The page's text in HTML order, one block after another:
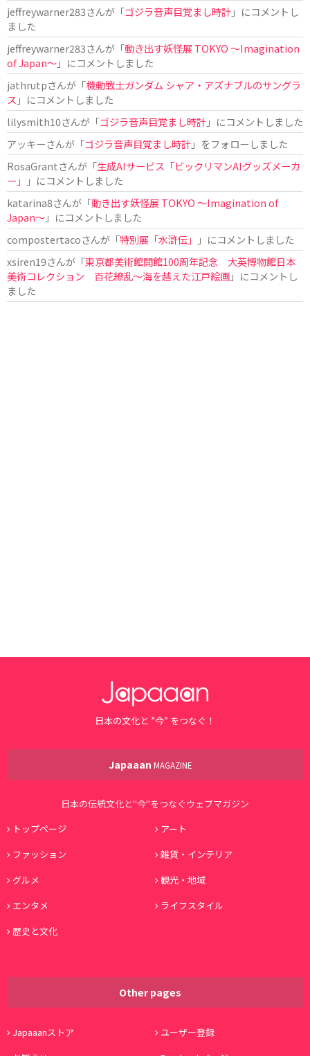
jeffreywarner283さんが「ゴジラ音声目覚まし時計」にコメントし
ました
jeffreywarner283さんが「動き出す妖怪展 TOKYO 〜Imagination
of Japan〜」にコメントしました
jathrutpさんが「機動戦士ガンダム シャア・アズナブルのサングラ
ス 」にコメントしました
lilysmith10さんが「ゴジラ音声目覚まし時計」にコメントしました
アッキーさんが「ゴジラ音声目覚まし時計」をフォローしました
RosaGrantさんが「生成AIサービス「ビックリマンAIグッズメーカ
ー」
」にコメントしました
katarina8さんが「動き出す妖怪展 TOKYO 〜Imagination of
Japan〜」にコメントしました
compostertacoさんが「特別展「水滸伝」
」にコメントしました
xsiren19さんが「東京都美術館開館100周年記念 大英博物館日本
美術コレクション 百花繚乱～海を越えた江戸絵画」にコメントし
ました
日本の文化と ”今” をつなぐ！
Japaaan MAGAZINE
日本の伝統文化と"今"をつなぐウェブマガジン
トップページ
アート
ファッション
雑貨・インテリア
グルメ
観光・地域
エンタメ
ライフスタイル
歴史と文化
Other pages
Japaaanストア
ユーザー登録